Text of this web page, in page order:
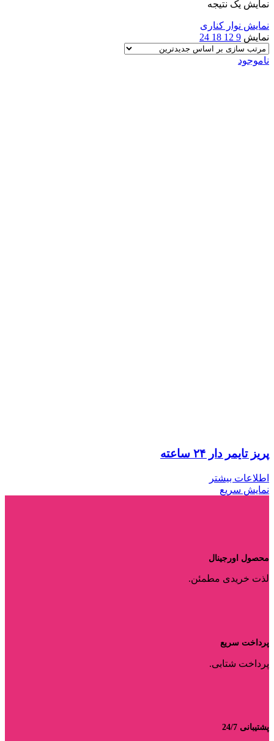
نمایش یک نتیجه
نمایش نوار کناری
نمایش 9
12
18
24
ناموجود
پریز تایمر دار ۲۴ ساعته
اطلاعات بیشتر
نمایش سریع
محصول اورجینال
لذت خریدی مطمئن.
پرداخت سریع
پرداخت شتابی.
پشتیبانی 24/7